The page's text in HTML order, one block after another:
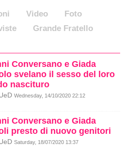
Video
Foto
Grande Fratello
Conversano e Giada
svelano il sesso del loro
nascituro
Wednesday, 14/10/2020 22:12
Conversano e Giada
presto di nuovo genitori
Saturday, 18/07/2020 13:37